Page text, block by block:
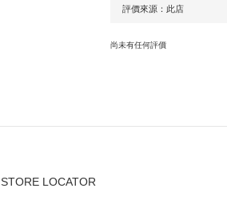
尚未有任何評價
STORE LOCATOR